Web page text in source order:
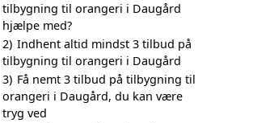
tilbygning til orangeri i Daugård
hjælpe med?
2) Indhent altid mindst 3 tilbud på
tilbygning til orangeri i Daugård
3) Få nemt 3 tilbud på tilbygning til
orangeri i Daugård, du kan være
tryg ved